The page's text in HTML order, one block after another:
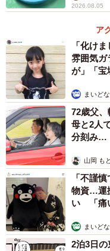
可愛い桜文鳥さんのお顔がの
2026.08.05
ア
「化け
雰囲気
が」「宝
まいど
72歳父
母と2人
分刻み…
山岡 も
「不謹
物資…運
い 「痛
まいど
2泊3日